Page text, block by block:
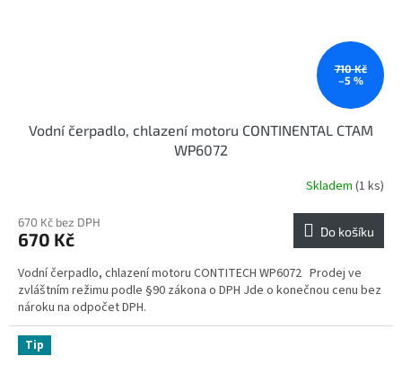
710 Kč
–5 %
Vodní čerpadlo, chlazení motoru CONTINENTAL CTAM
WP6072
Skladem (1 ks)
670 Kč bez DPH
670 Kč Do košíku
Vodní čerpadlo, chlazení motoru CONTITECH WP6072 Prodej ve
zvláštním režimu podle §90 zákona o DPH Jde o konečnou cenu bez
nároku na odpočet DPH.
Tip